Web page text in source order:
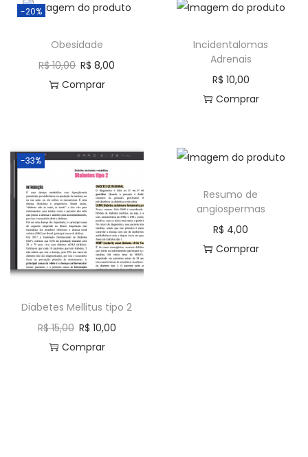
-20%
Obesidade
R$10,00 R$ 8,00
Comprar
Incidentalomas
Adrenais
R$ 10,00
Comprar
-33%
Diabetes Mellitus tipo 2
R$15,00 R$ 10,00
Comprar
Resumo de
angiospermas
R$ 4,00
Comprar